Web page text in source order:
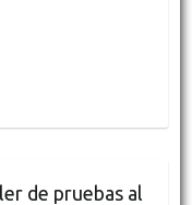
de pruebas al